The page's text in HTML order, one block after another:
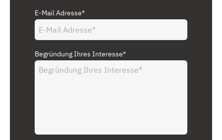
E-Mail Adresse*
Begründung Ihres Interesse*